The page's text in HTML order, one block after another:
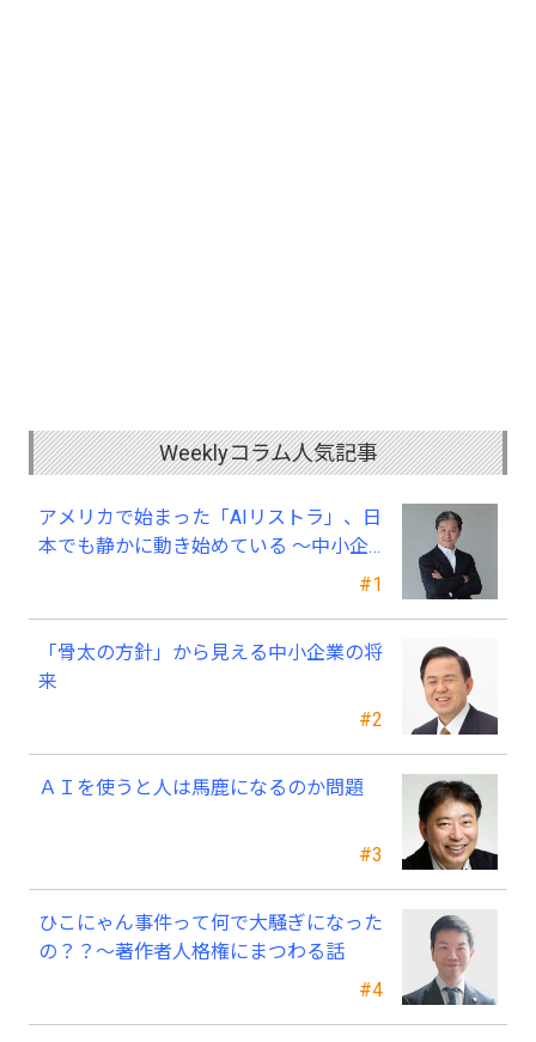
Weeklyコラム人気記事
#1
アメリカで始まった「AIリストラ」、日
本でも静かに動き始めている ～中小企
業経営者が今、見直すべき採用・業務・
#2
「骨太の方針」から見える中小企業の将
来
#3
ＡＩを使うと人は馬鹿になるのか問題
#4
ひこにゃん事件って何で大騒ぎになった
の？？～著作者人格権にまつわる話